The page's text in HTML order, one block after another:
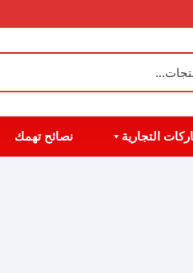
التجارية نصائح تهمك